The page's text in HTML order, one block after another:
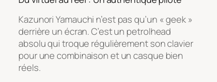
Kazunori Yamauchi n’est pas qu’un « geek »
derrière un écran. C’est un petrolhead
absolu qui troque régulièrement son clavier
pour une combinaison et un casque bien
réels.